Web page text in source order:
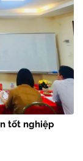
tốt nghiệp